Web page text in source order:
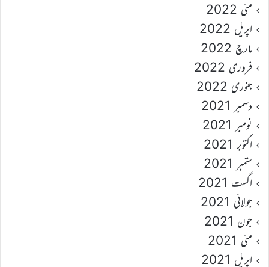
مئی 2022
اپریل 2022
مارچ 2022
فروری 2022
جنوری 2022
دسمبر 2021
نومبر 2021
اکتوبر 2021
ستمبر 2021
اگست 2021
جولائی 2021
جون 2021
مئی 2021
اپریل 2021